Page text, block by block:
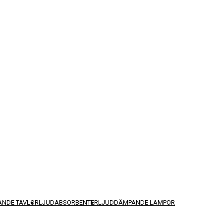
TAVLORLJUDABSORBENTERLJUDDÄMPANDE LAMPOR